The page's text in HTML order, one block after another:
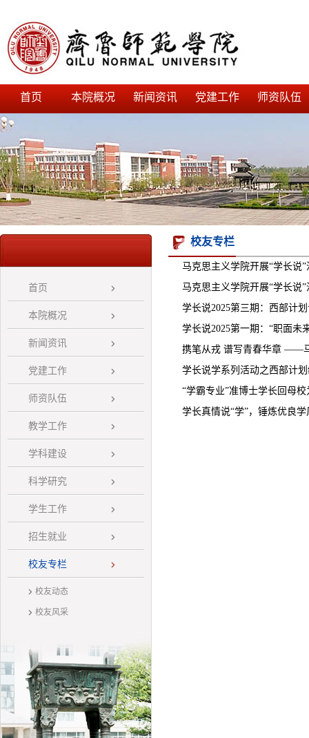
首页 本院概况 新闻资讯 党建工作 师资队伍
首页
本院概况
新闻资讯
党建工作
师资队伍
教学工作
学科建设
科学研究
学生工作
招生就业
校友专栏
校友动态
校友风采
校友专栏
马克思主义学院开展“学长说
马克思主义学院开展“学长说
学长说2025第三期：西部计
学长说2025第一期：“职面未
携笔从戎 谱写青春华章 ——
学长说学系列活动之西部计
“学霸专业”准博士学长回母
学长真情说“学”，锤炼优良